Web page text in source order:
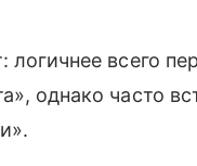
логичнее всего
однако часто